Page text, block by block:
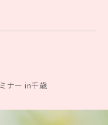
ナー in千歳